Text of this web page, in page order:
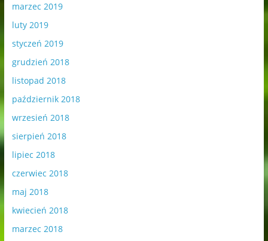
marzec 2019
luty 2019
styczeń 2019
grudzień 2018
listopad 2018
październik 2018
wrzesień 2018
sierpień 2018
lipiec 2018
czerwiec 2018
maj 2018
kwiecień 2018
marzec 2018